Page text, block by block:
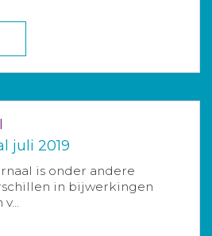
juli 2019
is onder andere
in bijwerkingen